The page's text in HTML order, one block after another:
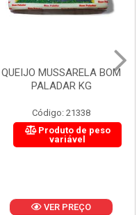
QUEIJO MUSSARELA BOM
PALADAR KG
Código: 21338
Produto de peso
variável
VER PREÇO